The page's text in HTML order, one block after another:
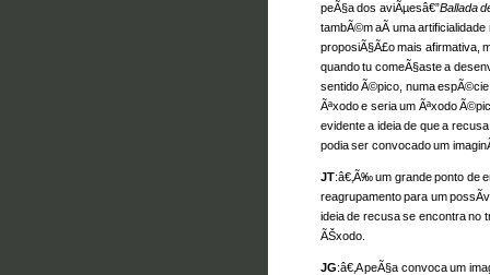
peÃ§a dos aviÃµesâ€”Ballada
tambÃ©m aÃ­ uma
proposiÃ§Ã£o mais afirmativa,
quando tu comeÃ§aste a
sentido Ã©pico, numa
Ãªxodo e seria um Ãªxodo
evidente a ideia de que a
podia ser convocado um
JT:â€‚Ã‰ um grande ponto de
reagrupamento para um
ideia de recusa se encontra no
ÃŠxodo.
JG:â€‚A peÃ§a convoca um